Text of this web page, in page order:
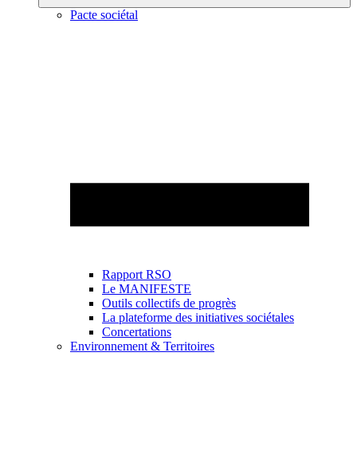
Pacte sociétal
Rapport RSO
Le MANIFESTE
Outils collectifs de progrès
La plateforme des initiatives sociétales
Concertations
Environnement & Territoires